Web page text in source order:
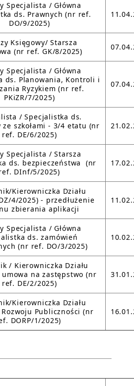
Specjalista / Główna
ds. Prawnych (nr ref.
DO/9/2025)
Księgowy/ Starsza
(nr ref. GK/8/2025)
Specjalista / Główna
ds. Planowania, Kontroli i
Ryzykiem (nr ref.
PKiZR/7/2025)
/ Specjalistka ds.
ze szkołami - 3/4 etatu (nr
ref. DE/6/2025)
Specjalista / Starsza
ds. bezpieczeństwa (nr
DInf/5/2025)
Kierowniczka Działu
4/2025) - przedłużenie
zbierania aplikacji
Specjalista / Główna
ds. zamówień
(nr ref. DO/3/2025)
/ Kierowniczka Działu
umowa na zastępstwo (nr
ref. DE/2/2025)
Kierowniczka Działu
Publiczności (nr
DORP/1/2025)